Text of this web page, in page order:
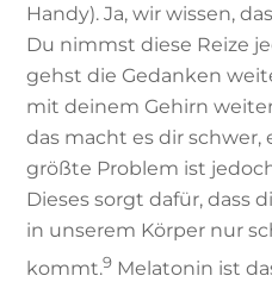
Handy). Ja, wir wissen,
Du nimmst diese Reize
gehst die Gedanken
mit deinem Gehirn
das macht es dir schwer,
größte Problem ist
Dieses sorgt dafür, dass
in unserem Körper nur
kommt.9 Melatonin ist